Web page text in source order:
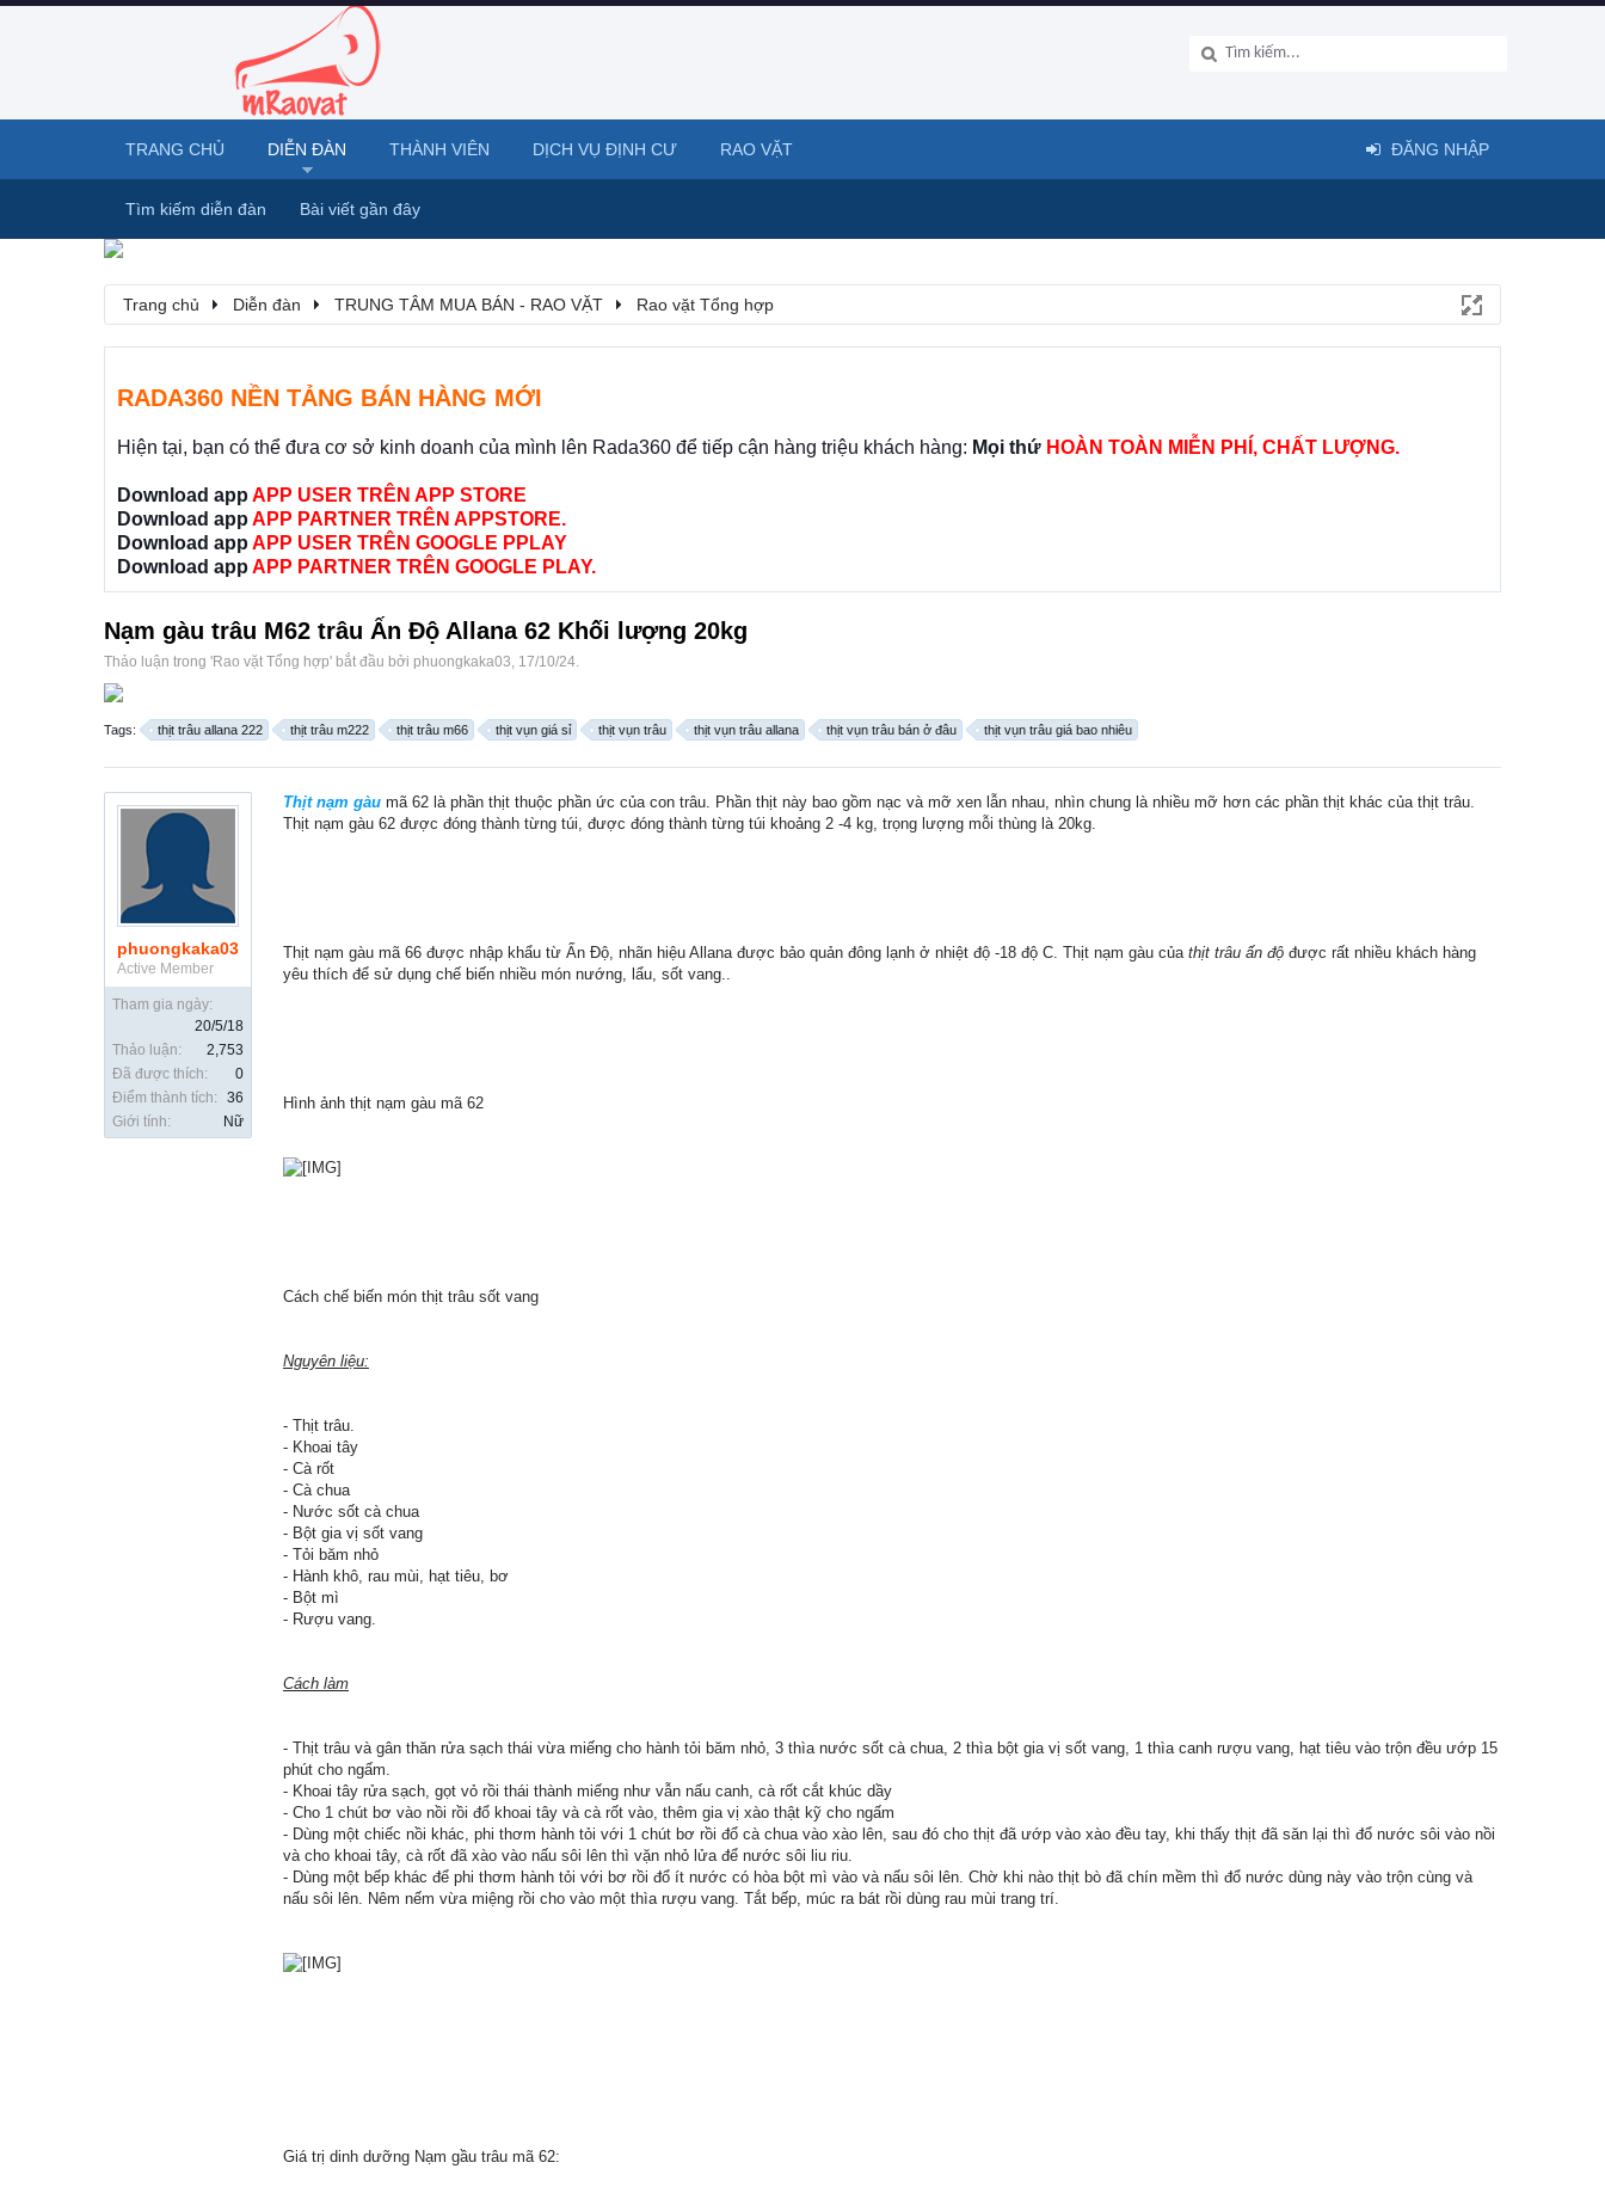
Trang chủ Diễn đàn TRUNG TÂM MUA BÁN - RAO VẶT Rao vặt Tổng hợp
RADA360 NỀN TẢNG BÁN HÀNG MỚI
Hiện tại, bạn có thể đưa cơ sở kinh doanh của mình lên Rada360 để tiếp cận hàng triệu khách hàng: Mọi thứ HOÀN TOÀN MIỄN PHÍ, CHẤT LƯỢNG.
Download app APP USER TRÊN APP STORE
Download app APP PARTNER TRÊN APPSTORE.
Download app APP USER TRÊN GOOGLE PPLAY
Download app APP PARTNER TRÊN GOOGLE PLAY.
Nạm gàu trâu M62 trâu Ấn Độ Allana 62 Khối lượng 20kg
Thảo luận trong 'Rao vặt Tổng hợp' bắt đầu bởi phuongkaka03, 17/10/24.
Tags: thịt trâu allana 222 thịt trâu m222 thịt trâu m66 thịt vụn giá sỉ thịt vụn trâu thịt vụn trâu allana thịt vụn trâu bán ở đâu thịt vụn trâu giá bao nhiêu
phuongkaka03
Active Member
Tham gia ngày:
20/5/18
Thảo luận:
2,753
Đã được thích:
0
Điểm thành tích:
36
Giới tính:
Nữ
Thịt nạm gàu mã 62 là phần thịt thuộc phần ức của con trâu. Phần thịt này bao gồm nạc và mỡ xen lẫn nhau, nhìn chung là nhiều mỡ hơn các phần thịt khác của thịt trâu.
Thịt nạm gàu 62 được đóng thành từng túi, được đóng thành từng túi khoảng 2 -4 kg, trọng lượng mỗi thùng là 20kg.
Thịt nạm gàu mã 66 được nhập khẩu từ Ấn Độ, nhãn hiệu Allana được bảo quản đông lạnh ở nhiệt độ -18 độ C. Thịt nạm gàu của thịt trâu ấn độ được rất nhiều khách hàng
yêu thích để sử dụng chế biến nhiều món nướng, lẩu, sốt vang..
Hình ảnh thịt nạm gàu mã 62
Cách chế biến món thịt trâu sốt vang
Nguyên liệu:
- Thịt trâu.
- Khoai tây
- Cà rốt
- Cà chua
- Nước sốt cà chua
- Bột gia vị sốt vang
- Tỏi băm nhỏ
- Hành khô, rau mùi, hạt tiêu, bơ
- Bột mì
- Rượu vang.
Cách làm
- Thịt trâu và gân thăn rửa sạch thái vừa miếng cho hành tỏi băm nhỏ, 3 thìa nước sốt cà chua, 2 thìa bột gia vị sốt vang, 1 thìa canh rượu vang, hạt tiêu vào trộn đều ướp 15
phút cho ngấm.
- Khoai tây rửa sạch, gọt vỏ rồi thái thành miếng như vẫn nấu canh, cà rốt cắt khúc dầy
- Cho 1 chút bơ vào nồi rồi đổ khoai tây và cà rốt vào, thêm gia vị xào thật kỹ cho ngấm
- Dùng một chiếc nồi khác, phi thơm hành tỏi với 1 chút bơ rồi đổ cà chua vào xào lên, sau đó cho thịt đã ướp vào xào đều tay, khi thấy thịt đã săn lại thì đổ nước sôi vào nồi
và cho khoai tây, cà rốt đã xào vào nấu sôi lên thì vặn nhỏ lửa để nước sôi liu riu.
- Dùng một bếp khác để phi thơm hành tỏi với bơ rồi đổ ít nước có hòa bột mì vào và nấu sôi lên. Chờ khi nào thịt bò đã chín mềm thì đổ nước dùng này vào trộn cùng và
nấu sôi lên. Nêm nếm vừa miệng rồi cho vào một thìa rượu vang. Tắt bếp, múc ra bát rồi dùng rau mùi trang trí.
Giá trị dinh dưỡng Nạm gầu trâu mã 62:
TRANG CHỦ DIỄN ĐÀN
Tìm kiếm diễn đàn Bài viết gần đây
THÀNH VIÊN DỊCH VỤ ĐỊNH CƯ RAO VẶT ĐĂNG NHẬP